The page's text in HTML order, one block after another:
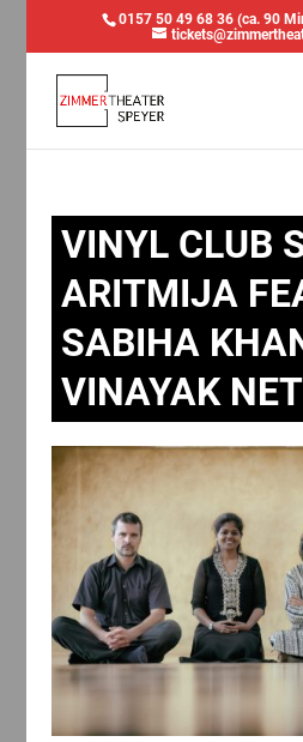
0157 50 49 68 36 (ca. 90
VINYL CLUB
ARITMIJA
SABIHA
VINAYAK